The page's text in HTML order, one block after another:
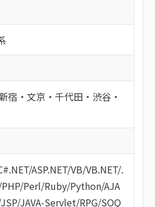
宿・文京・千代田・渋谷・
/ASP.NET/VB/VB.NET/.
PHP/Perl/Ruby/Python/AJA
JSP/JAVA-Servlet/RPG/SOQ